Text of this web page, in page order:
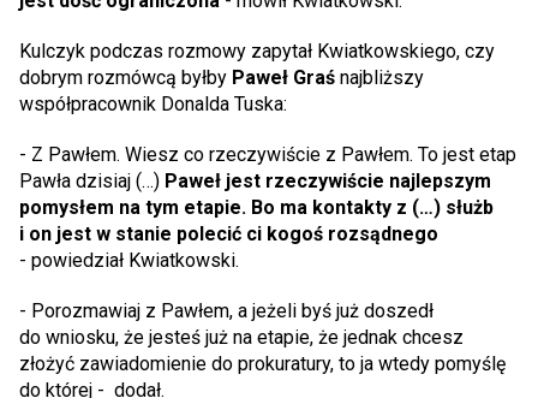
Kulczyk podczas rozmowy zapytał Kwiatkowskiego, czy
dobrym rozmówcą byłby Paweł Graś najbliższy
współpracownik Donalda Tuska:
- Z Pawłem. Wiesz co rzeczywiście z Pawłem. To jest etap
Pawła dzisiaj (…) Paweł jest rzeczywiście najlepszym
pomysłem na tym etapie. Bo ma kontakty z (…) służb
i on jest w stanie polecić ci kogoś rozsądnego
- powiedział Kwiatkowski.
- Porozmawiaj z Pawłem, a jeżeli byś już doszedł
do wniosku, że jesteś już na etapie, że jednak chcesz
złożyć zawiadomienie do prokuratury, to ja wtedy pomyślę
do której - dodał.